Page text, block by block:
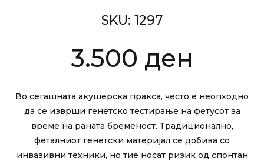
SKU: 1297
3.500 ден
Во сегашната акушерска пракса, често е неопходно
да се изврши генетско тестирање на фетусот за
време на раната бременост. Традиционално,
феталниот генетски материјал се добива со
инвазивни техники, но тие носат ризик од спонтан